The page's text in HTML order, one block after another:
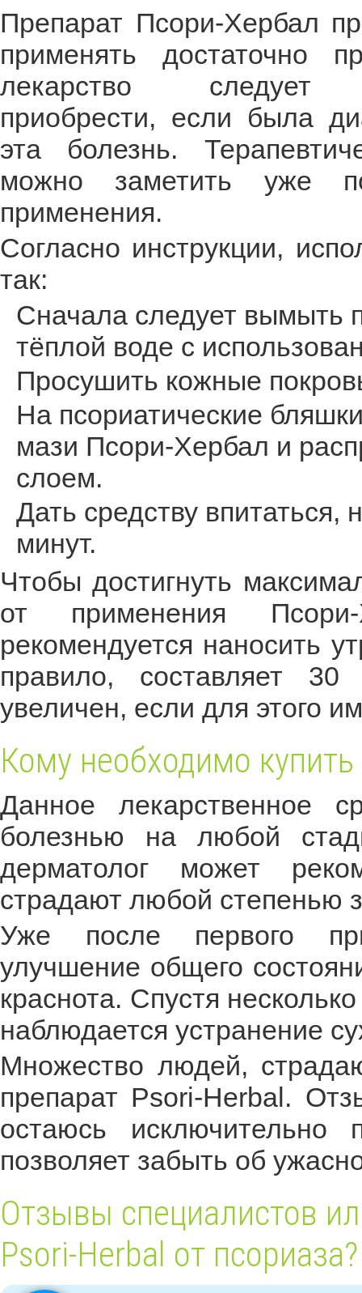
Препарат Псори-Хербал
применять достаточно
лекарство следует
приобрести, если была
эта болезнь.
можно заметить уже
применения.
Согласно инструкции,
так:
Сначала следует вымыть
тёплой воде с
Просушить кожные
На псориатические
мази Псори-Хербал и
слоем.
Дать средству впитаться,
минут.
Чтобы достигнуть
от применения
рекомендуется наносить
правило, составляет
увеличен, если для этого
Кому необходимо
Данное лекарственное
болезнью на любой
дерматолог может
страдают любой степенью
Уже после первого
улучшение общего
краснота. Спустя
наблюдается устранение
Множество людей,
препарат Psori-Herbal.
остаюсь исключительно
позволяет забыть об
Отзывы специалистов
Psori-Herbal от псориаза?